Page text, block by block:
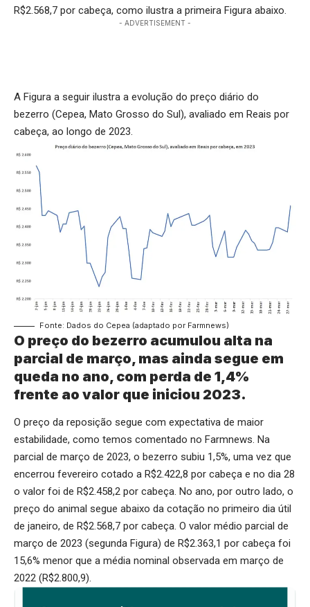
R$2.568,7 por cabeça, como ilustra a primeira Figura abaixo.
- ADVERTISEMENT -
A Figura a seguir ilustra a evolução do preço diário do
bezerro (Cepea, Mato Grosso do Sul), avaliado em Reais por
cabeça, ao longo de 2023.
Fonte: Dados do Cepea (adaptado por Farmnews)
O preço do bezerro acumulou alta na
parcial de março, mas ainda segue em
queda no ano, com perda de 1,4%
frente ao valor que iniciou 2023.
O preço da reposição segue com expectativa de maior
estabilidade, como temos comentado no Farmnews. Na
parcial de março de 2023, o bezerro subiu 1,5%, uma vez que
encerrou fevereiro cotado a R$2.422,8 por cabeça e no dia 28
o valor foi de R$2.458,2 por cabeça. No ano, por outro lado, o
preço do animal segue abaixo da cotação no primeiro dia útil
de janeiro, de R$2.568,7 por cabeça. O valor médio parcial de
março de 2023 (segunda Figura) de R$2.363,1 por cabeça foi
15,6% menor que a média nominal observada em março de
2022 (R$2.800,9).